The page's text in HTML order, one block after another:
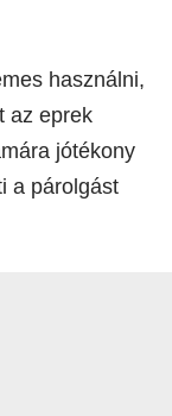
használni,
az eprek
jótékony
a párolgást